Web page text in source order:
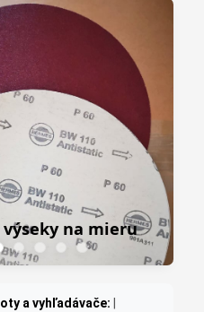
Frezky do priamej
Saburr USA
a vyhľadávače: